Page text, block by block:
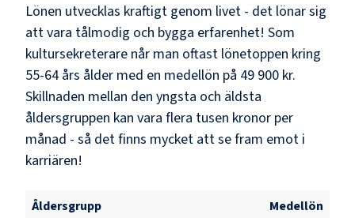
Lönen utvecklas kraftigt genom livet - det lönar sig
att vara tålmodig och bygga erfarenhet! Som
kultursekreterare når man oftast lönetoppen kring
55-64 års ålder med en medellön på 49 900 kr.
Skillnaden mellan den yngsta och äldsta
åldersgruppen kan vara flera tusen kronor per
månad - så det finns mycket att se fram emot i
karriären!
Åldersgrupp
Medellön